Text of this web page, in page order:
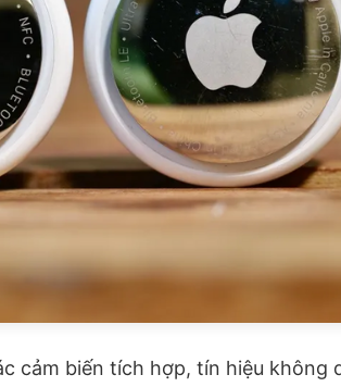
cảm biến tích hợp, tín hiệu không